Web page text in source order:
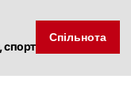
спорт
Спільнота